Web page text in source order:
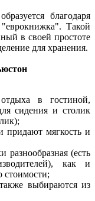
благодаря
Такой
в своей простоте
для хранения.
в гостиной,
сидения и столик
мягкость и
разнообразная (есть
как и
стоимости;
выбираются из